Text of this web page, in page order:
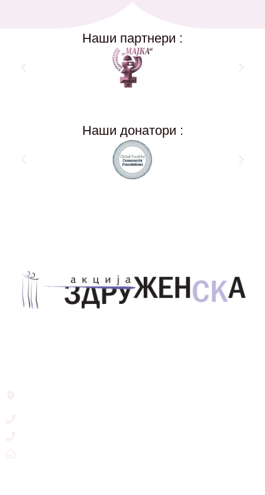
Наши партнери :
Наши донатори :